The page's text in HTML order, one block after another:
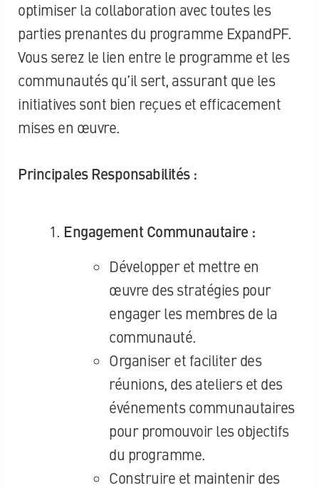
optimiser la collaboration avec toutes les
parties prenantes du programme ExpandPF.
Vous serez le lien entre le programme et les
communautés qu’il sert, assurant que les
initiatives sont bien reçues et efficacement
mises en œuvre.
Principales Responsabilités :
Engagement Communautaire :
Développer et mettre en
œuvre des stratégies pour
engager les membres de la
communauté.
Organiser et faciliter des
réunions, des ateliers et des
événements communautaires
pour promouvoir les objectifs
du programme.
Construire et maintenir des